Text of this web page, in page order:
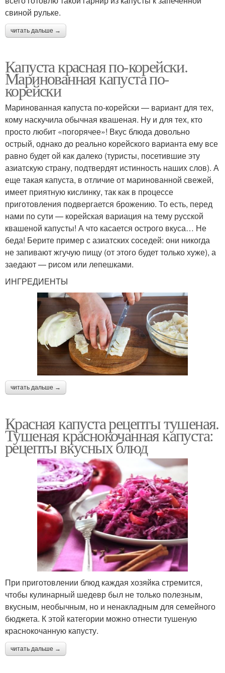
свиной рульке.
читать дальше →
Капуста красная по-корейски.
Маринованная капуста по-
корейски
Маринованная капуста по-корейски — вариант для тех,
кому наскучила обычная квашеная. Ну и для тех, кто
просто любит «погорячее»! Вкус блюда довольно
острый, однако до реально корейского варианта ему все
равно будет ой как далеко (туристы, посетившие эту
азиатскую страну, подтвердят истинность наших слов). А
еще такая капуста, в отличие от маринованной свежей,
имеет приятную кислинку, так как в процессе
приготовления подвергается брожению. То есть, перед
нами по сути — корейская вариация на тему русской
квашеной капусты! А что касается острого вкуса… Не
беда! Берите пример с азиатских соседей: они никогда
не запивают жгучую пищу (от этого будет только хуже), а
заедают — рисом или лепешками.
ИНГРЕДИЕНТЫ
читать дальше →
Красная капуста рецепты тушеная.
Тушеная краснокочанная капуста:
рецепты вкусных блюд
При приготовлении блюд каждая хозяйка стремится,
чтобы кулинарный шедевр был не только полезным,
вкусным, необычным, но и ненакладным для семейного
бюджета. К этой категории можно отнести тушеную
краснокочанную капусту.
читать дальше →